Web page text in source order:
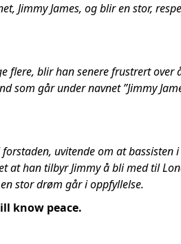
Jimmy James, og blir en stor,
flere, blir han senere frustrert over
som går under navnet ”Jimmy
uvitende om at bassisten
at han tilbyr Jimmy å bli med til
stor drøm går i oppfyllelse.
know peace.